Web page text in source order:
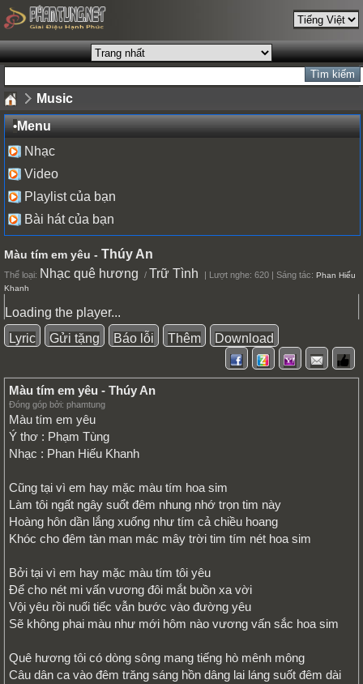
Music
•Menu
Nhạc
Video
Playlist của bạn
Bài hát của bạn
Màu tím em yêu - Thúy An
Thể loại: Nhạc quê hương / Trữ Tình | Lượt nghe: 620 | Sáng tác: Phan Hiếu
Khanh
Loading the player...
Lyric Gửi tặng Báo lỗi Thêm Download
Màu tím em yêu - Thúy An
Đóng góp bởi: phamtung
Màu tím em yêu
Ý thơ : Phạm Tùng
Nhạc : Phan Hiếu Khanh
Cũng tại vì em hay mặc màu tím hoa sim
Làm tôi ngất ngây suổt đêm nhung nhớ trọn tim này
Hoàng hôn dần lắng xuống như tím cả chiều hoang
Khóc cho đêm tàn man mác mây trời tim tím nét hoa sim
Bởi tại vì em hay mặc màu tím tôi yêu
Để cho nét mi vấn vương đôi mắt buồn xa vời
Vội yêu rồi nuối tiếc vẫn bước vào đường yêu
Sẽ không phai màu như mới hôm nào vương vấn sắc hoa sim
Quê hương tôi có dòng sông mang tiếng hò mênh mông
Câu dân ca vào đêm trăng sáng hồn dâng lai láng suốt đêm dài